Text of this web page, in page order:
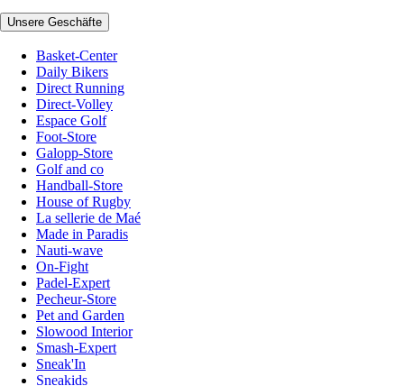
Unsere Geschäfte
Basket-Center
Daily Bikers
Direct Running
Direct-Volley
Espace Golf
Foot-Store
Galopp-Store
Golf and co
Handball-Store
House of Rugby
La sellerie de Maé
Made in Paradis
Nauti-wave
On-Fight
Padel-Expert
Pecheur-Store
Pet and Garden
Slowood Interior
Smash-Expert
Sneak'In
Sneakids